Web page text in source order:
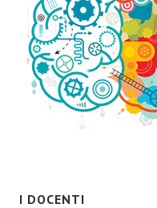
I DOCENTI